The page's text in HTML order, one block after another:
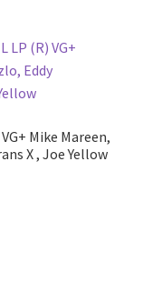
X , Joe Yellow